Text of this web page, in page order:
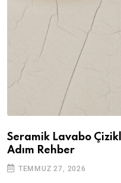
Seramik Lavabo
Adım Rehber
TEMMUZ 27, 2026